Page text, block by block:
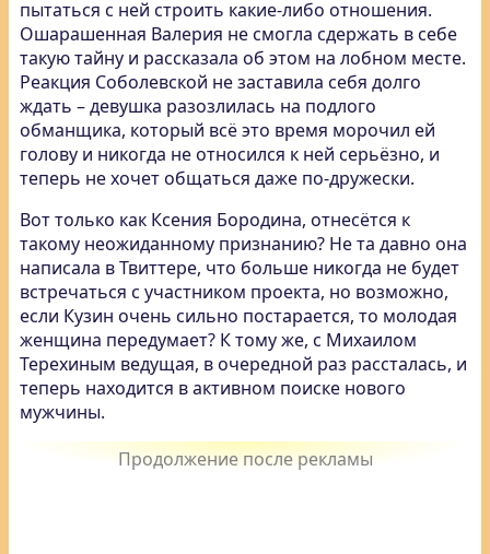
пытаться с ней строить какие-либо отношения.
Ошарашенная Валерия не смогла сдержать в себе
такую тайну и рассказала об этом на лобном месте.
Реакция Соболевской не заставила себя долго
ждать – девушка разозлилась на подлого
обманщика, который всё это время морочил ей
голову и никогда не относился к ней серьёзно, и
теперь не хочет общаться даже по-дружески.
Вот только как Ксения Бородина, отнесётся к
такому неожиданному признанию? Не та давно она
написала в Твиттере, что больше никогда не будет
встречаться с участником проекта, но возможно,
если Кузин очень сильно постарается, то молодая
женщина передумает? К тому же, с Михаилом
Терехиным ведущая, в очередной раз рассталась, и
теперь находится в активном поиске нового
мужчины.